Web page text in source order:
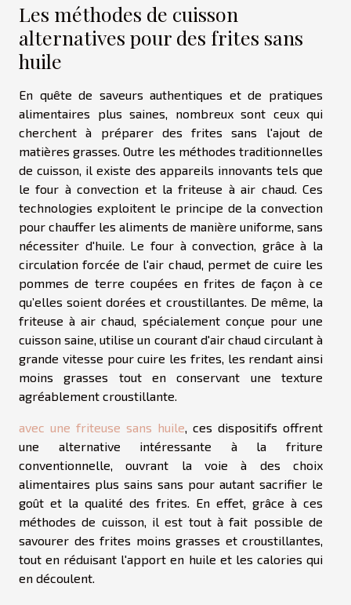
Les méthodes de cuisson
alternatives pour des frites sans
huile
En quête de saveurs authentiques et de pratiques
alimentaires plus saines, nombreux sont ceux qui
cherchent à préparer des frites sans l'ajout de
matières grasses. Outre les méthodes traditionnelles
de cuisson, il existe des appareils innovants tels que
le four à convection et la friteuse à air chaud. Ces
technologies exploitent le principe de la convection
pour chauffer les aliments de manière uniforme, sans
nécessiter d'huile. Le four à convection, grâce à la
circulation forcée de l'air chaud, permet de cuire les
pommes de terre coupées en frites de façon à ce
qu’elles soient dorées et croustillantes. De même, la
friteuse à air chaud, spécialement conçue pour une
cuisson saine, utilise un courant d'air chaud circulant à
grande vitesse pour cuire les frites, les rendant ainsi
moins grasses tout en conservant une texture
agréablement croustillante.
avec une friteuse sans huile, ces dispositifs offrent
une alternative intéressante à la friture
conventionnelle, ouvrant la voie à des choix
alimentaires plus sains sans pour autant sacrifier le
goût et la qualité des frites. En effet, grâce à ces
méthodes de cuisson, il est tout à fait possible de
savourer des frites moins grasses et croustillantes,
tout en réduisant l'apport en huile et les calories qui
en découlent.